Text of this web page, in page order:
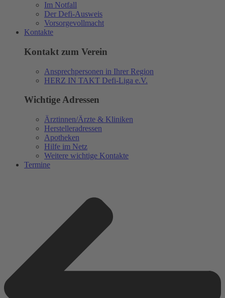
Im Notfall
Der Defi-Ausweis
Vorsorgevollmacht
Kontakte
Kontakt zum Verein
Ansprechpersonen in Ihrer Region
HERZ IN TAKT Defi-Liga e.V.
Wichtige Adressen
Ärztinnen/Ärzte & Kliniken
Herstelleradressen
Apotheken
Hilfe im Netz
Weitere wichtige Kontakte
Termine